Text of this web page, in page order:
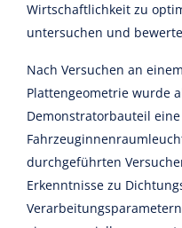
Wirtschaftlichkeit zu
untersuchen und
Nach Versuchen an
Plattengeometrie wurde
Demonstratorbauteil
durchgeführten
Erkenntnisse zu